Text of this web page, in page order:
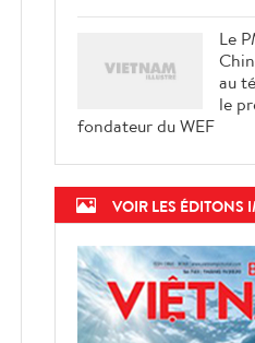
Le
au
le
fondateur du WEF
VOIR LES ÉDITONS